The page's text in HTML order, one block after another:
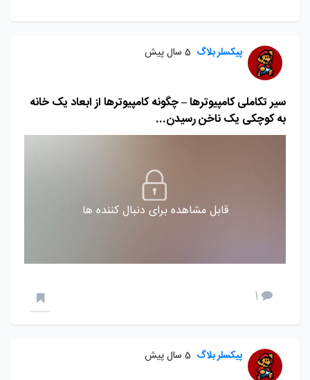
پیکسلر بلاگ 5 سال پیش
سیر تکاملی کامپیوترها – چگونه کامپیوترها از ابعاد یک خانه
به کوچکی یک ناخن رسیدن...
قابل مشاهده برای دنبال کننده ها
1
پیکسلر بلاگ 5 سال پیش